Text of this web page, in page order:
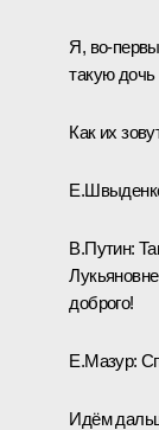
Я, во-
такую дочь
Как их
В.Путин:
доброго!
Е.Мазур:
Идём